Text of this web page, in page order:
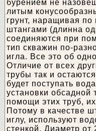
бурением не
литым
грунт, наращивая
штангами (длинна
соединяются при
тип скважин по-
игла. Все это об
Отличие от всех
трубы так и
будет поступать
установки
помощи этих труб,
Потому в качестве
иглу, используют
стенкой. Диаметр от